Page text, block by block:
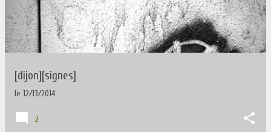
[dijon][signes]
le 12/13/2014
2